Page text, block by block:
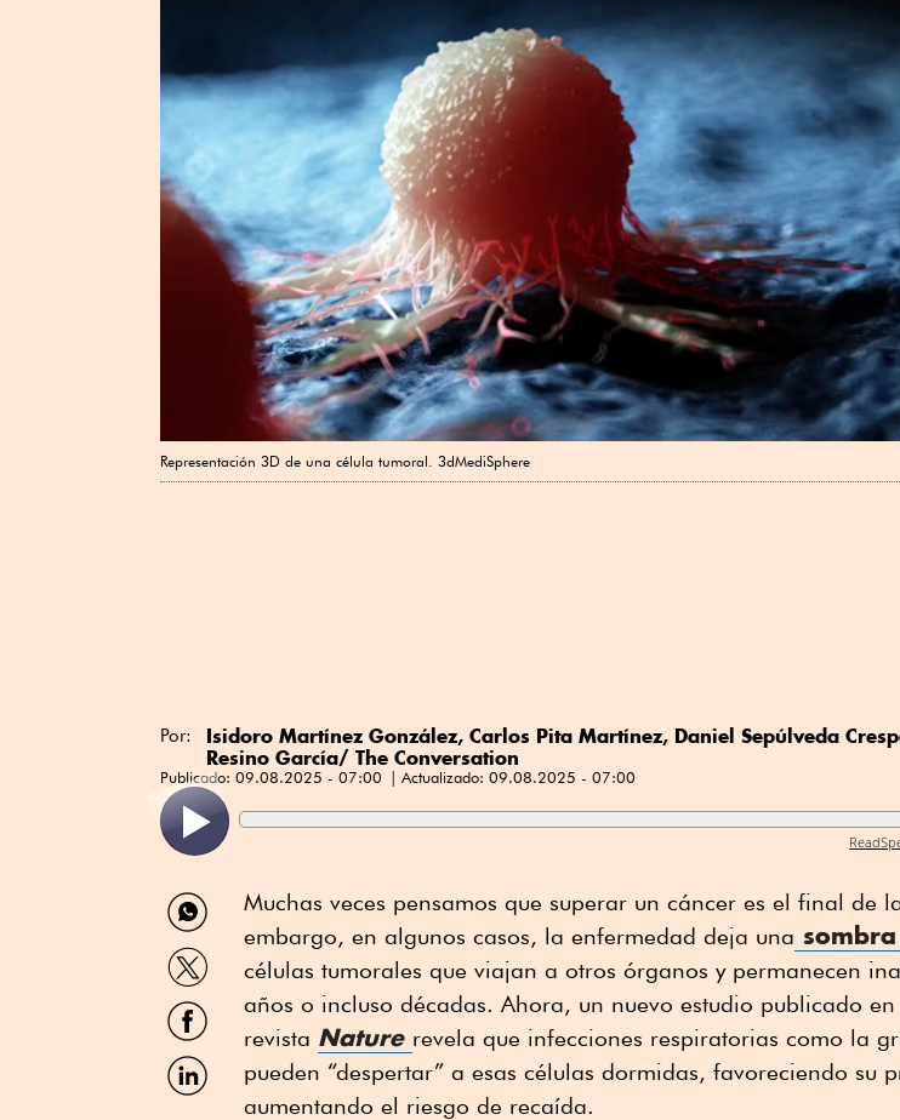
Representación 3D de una célula tumoral. 3dMediSphere
Por: Isidoro Martínez González, Carlos Pita Martínez, Daniel Sepúlveda
Resino García/ The Conversation
Publicado: 09.08.2025 - 07:00 Actualizado: 09.08.2025 - 07:00
Compartir
por
WhatsApp
Compartir
por
Twitter
Compartir
por
Facebook
Compartir
por
Muchas veces pensamos que superar un cáncer es el final de
embargo, en algunos casos, la enfermedad deja una
células tumorales que viajan a otros órganos y permanecen
años o incluso décadas. Ahora, un nuevo estudio publicado
revista Nature revela que infecciones respiratorias como la
pueden “despertar” a esas células dormidas, favoreciendo su
aumentando el riesgo de recaída.